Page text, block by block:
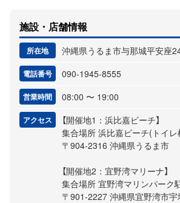
施設・店舗情報
所在地 沖縄県うるま市与那城平安座
電話番号 090-1945-8555
営業時間 08:00 〜 19:00
アクセス
【開催地1：浜比嘉ビーチ】
集合場所 浜比嘉ビーチ(トイレ
〒904-2316 沖縄県うるま市
【開催地2：宜野湾マリーナ】
集合場所 宜野湾マリンパーク
〒901-2227 沖縄県宜野湾市宇